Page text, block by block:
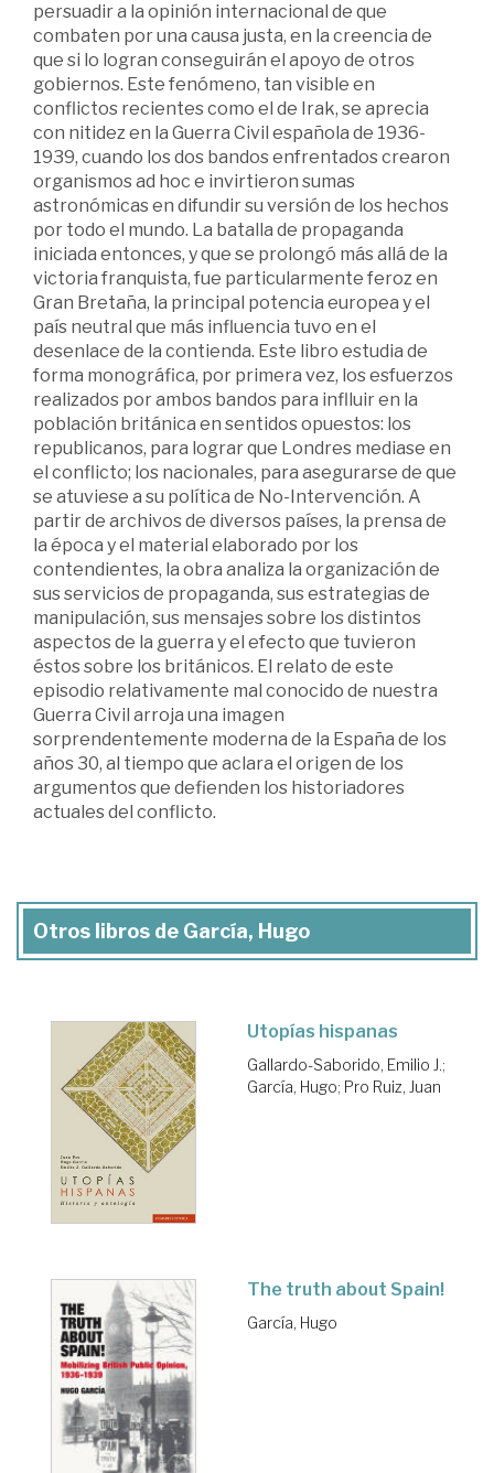
persuadir a la opinión internacional de que
combaten por una causa justa, en la creencia de
que si lo logran conseguirán el apoyo de otros
gobiernos. Este fenómeno, tan visible en
conflictos recientes como el de Irak, se aprecia
con nitidez en la Guerra Civil española de 1936-
1939, cuando los dos bandos enfrentados crearon
organismos ad hoc e invirtieron sumas
astronómicas en difundir su versión de los hechos
por todo el mundo. La batalla de propaganda
iniciada entonces, y que se prolongó más allá de la
victoria franquista, fue particularmente feroz en
Gran Bretaña, la principal potencia europea y el
país neutral que más influencia tuvo en el
desenlace de la contienda. Este libro estudia de
forma monográfica, por primera vez, los esfuerzos
realizados por ambos bandos para inflluir en la
población británica en sentidos opuestos: los
republicanos, para lograr que Londres mediase en
el conflicto; los nacionales, para asegurarse de que
se atuviese a su política de No-Intervención. A
partir de archivos de diversos países, la prensa de
la época y el material elaborado por los
contendientes, la obra analiza la organización de
sus servicios de propaganda, sus estrategias de
manipulación, sus mensajes sobre los distintos
aspectos de la guerra y el efecto que tuvieron
éstos sobre los británicos. El relato de este
episodio relativamente mal conocido de nuestra
Guerra Civil arroja una imagen
sorprendentemente moderna de la España de los
años 30, al tiempo que aclara el origen de los
argumentos que defienden los historiadores
actuales del conflicto.
Otros libros de García, Hugo
Utopías hispanas
Gallardo-Saborido, Emilio J.;
García, Hugo; Pro Ruiz, Juan
The truth about Spain!
García, Hugo